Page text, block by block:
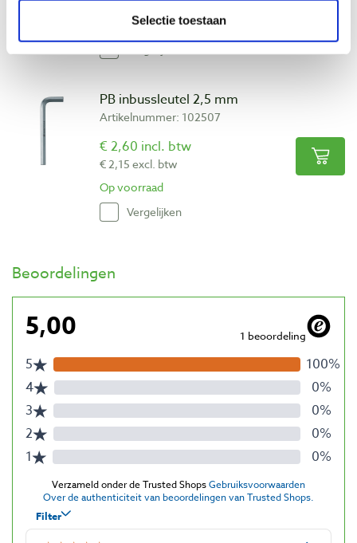
Selectie toestaan
Op voorraad
PB inbussleutel 2,5 mm
Artikelnummer: 102507
€ 2,60 incl. btw
€ 2,15 excl. btw
Op voorraad
Vergelijken
Beoordelingen